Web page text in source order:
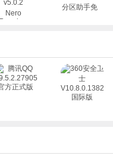
Nero
Buening
分区助手免